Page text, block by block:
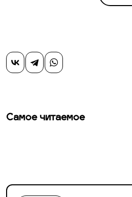
Самое читаемое